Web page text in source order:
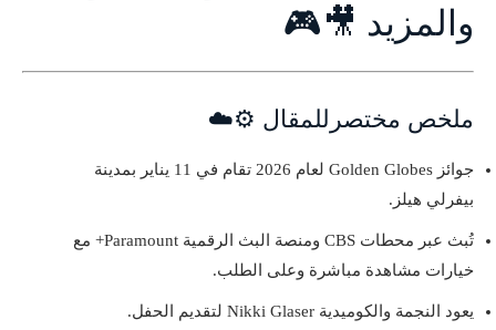
والمزيد 🎥🎮
ملخص مختصرللمقال ⚙️☁️
جوائز Golden Globes لعام 2026 تقام في 11 يناير بمدينة
بيفرلي هيلز.
تُبث عبر محطات CBS ومنصة البث الرقمية Paramount+ مع
خيارات مشاهدة مباشرة وعلى الطلب.
يعود النجمة والكوميدية Nikki Glaser لتقديم الحفل.